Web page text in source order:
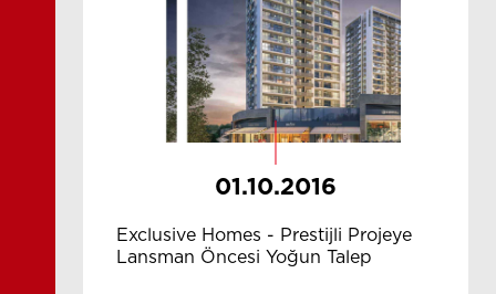
01.10.2016
Exclusive Homes - Prestijli Projeye
Lansman Öncesi Yoğun Talep